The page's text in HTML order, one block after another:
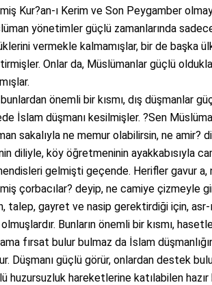
Kur?an-ı Kerim ve Son Peygamber
yönetimler güçlü zamanlarında
vermekle kalmamışlar, bir de başka
Onlar da, Müslümanlar güçlü
önemli bir kısmı, dış düşmanlar
İslam düşmanı kesilmişler. ?Sen
sakalıyla ne memur olabilirsin, ne
diliyle, köy öğretmeninin ayakkabısıyla
gelmişti geçende. Herifler gavur
çorbacılar? deyip, ne camiye çizmeyle
talep, gayret ve nasip gerektirdiği için,
Bunların önemli bir kısmı,
fırsat bulur bulmaz da İslam
Düşmanı güçlü görür, onlardan destek
huzursuzluk hareketlerine katılabilen